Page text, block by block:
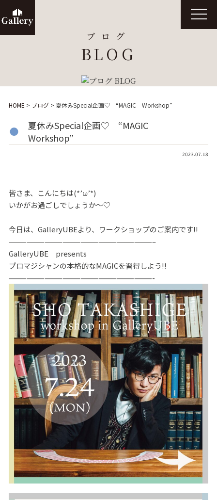
ブログ
BLOG
t
o
g
HOME > ブログ> 夏休みSpecial企画♡ “MAGIC Workshop”
夏休みSpecial企画♡ “MAGIC
Workshop”
2023.07.18
皆さま、こんにちは(*’ω’*)
いかがお過ごしでしょうか～♡
今日は、GalleryUBEより、ワークショップのご案内です‼
————————————————————————–
GalleryUBE presents
プロマジシャンの本格的なMAGICを習得しよう‼
————————————————————————-